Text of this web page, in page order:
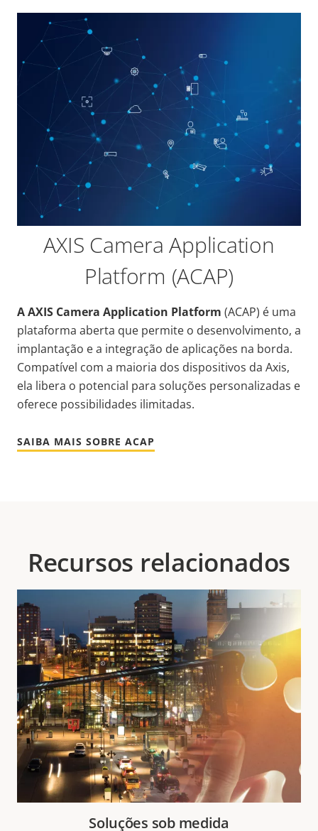
AXIS Camera Application
Platform (ACAP)
A AXIS Camera Application Platform (ACAP) é uma
plataforma aberta que permite o desenvolvimento, a
implantação e a integração de aplicações na borda.
Compatível com a maioria dos dispositivos da Axis,
ela libera o potencial para soluções personalizadas e
oferece possibilidades ilimitadas.
SAIBA MAIS SOBRE ACAP
Recursos relacionados
Soluções sob medida